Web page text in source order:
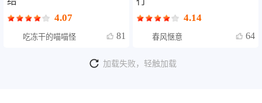
4.07
吃冻干的喵喵怪 81
4.14
春风惬意 64
加载失败，轻触加载